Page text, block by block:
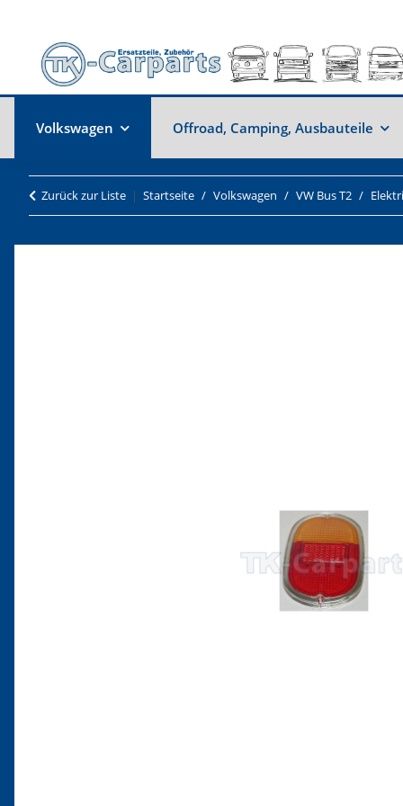
Volkswagen Offroad, Camping, Ausbauteile
Zurück zur Liste Startseite Volkswagen VW Bus T2